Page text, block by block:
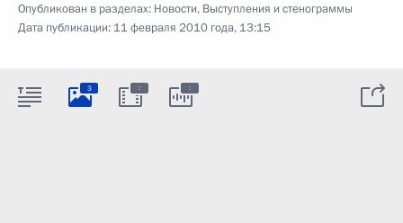
Опубликован в разделах: Новости, Выступления и стенограммы
Дата публикации: 11 февраля 2010 года, 13:15
3 : :